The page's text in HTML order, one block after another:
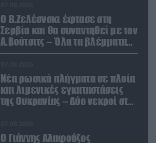
Ο Β.Ζελέσνσκι έφτασε στη
Σερβία και θα συναντηθεί με τον
Α.Βούτσιτς – Όλα τα βλέμματα
στις σχέσεις με τη Ρωσία
Νέα ρωσικά πλήγματα σε πλοία
και λιμενικές εγκαταστάσεις
της Ουκρανίας – Δύο νεκροί στην
Κριμαία
Ο Γιάννης Αλαφούζος